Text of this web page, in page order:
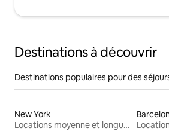
Destinations à découvrir
Destinations populaires pour des
New York
Locations moyenne et longue durée